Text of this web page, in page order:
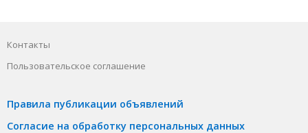
Контакты
Пользовательское соглашение
Правила публикации объявлений
Согласие на обработку персональных данных